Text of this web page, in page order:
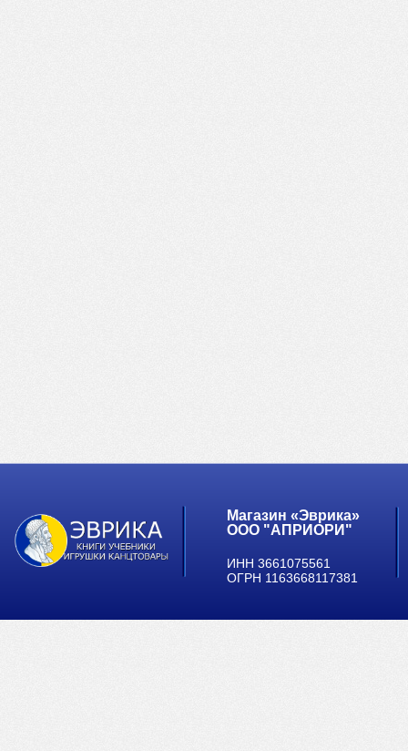
Магазин «Эврика»
ООО "АПРИОРИ"
ИНН 3661075561
ОГРН 1163668117381